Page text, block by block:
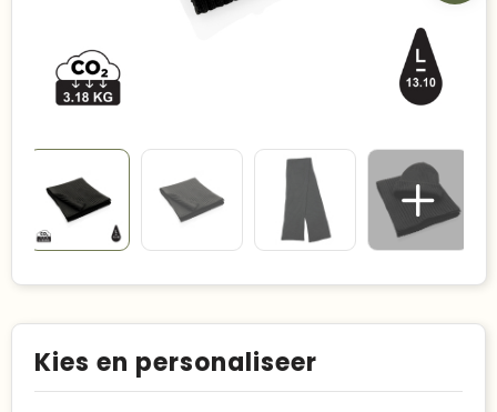
Kies en personaliseer